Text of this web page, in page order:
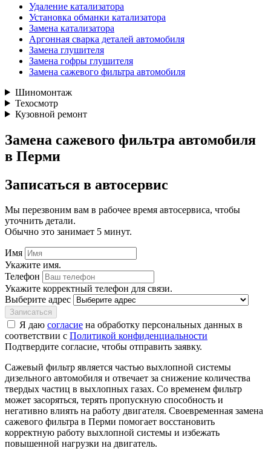
Удаление катализатора
Установка обманки катализатора
Замена катализатора
Аргонная сварка деталей автомобиля
Замена глушителя
Замена гофры глушителя
Замена сажевого фильтра автомобиля
Шиномонтаж
Техосмотр
Кузовной ремонт
Замена сажевого фильтра автомобиля
в Перми
Записаться в автосервис
Мы перезвоним вам в рабочее время автосервиса, чтобы
уточнить детали.
Обычно это занимает 5 минут.
Имя
Укажите имя.
Телефон
Укажите корректный телефон для связи.
Выберите адрес
Записаться
Я даю согласие на обработку персональных данных в
соответствии с Политикой конфиденциальности
Подтвердите согласие, чтобы отправить заявку.
Сажевый фильтр является частью выхлопной системы
дизельного автомобиля и отвечает за снижение количества
твердых частиц в выхлопных газах. Со временем фильтр
может засоряться, терять пропускную способность и
негативно влиять на работу двигателя. Своевременная замена
сажевого фильтра в Перми помогает восстановить
корректную работу выхлопной системы и избежать
повышенной нагрузки на двигатель.